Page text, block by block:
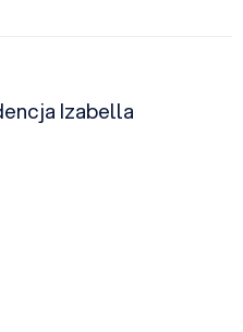
Izabella